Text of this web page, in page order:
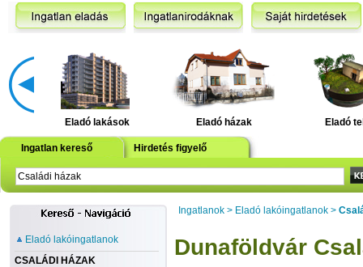
Eladó lakások Eladó házak Eladó
Ingatlan kereső Hirdetés figyelő
Eladó lakóingatlanok
CSALÁDI HÁZAK
Ingatlanok > Eladó lakóingatlanok >
Dunaföldvár